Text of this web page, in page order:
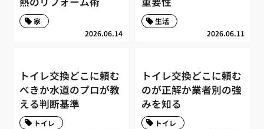
2026.06.14
家
2026.06.11
生活
トイレ交換どこに頼む
べきか水道のプロが教
える判断基準
トイレ
トイレ交換どこに頼む
のが正解か業者別の強
みを知る
トイレ